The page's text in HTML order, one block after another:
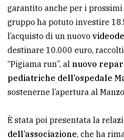
garantito anche per i
gruppo ha potuto investire
l’acquisto di un nuovo
destinare 10.000 euro,
“Pigiama run”, al nuovo
pediatriche dell’ospedale
sostenerne l’apertura al
È stata poi presentata la
dell’associazione, che ha